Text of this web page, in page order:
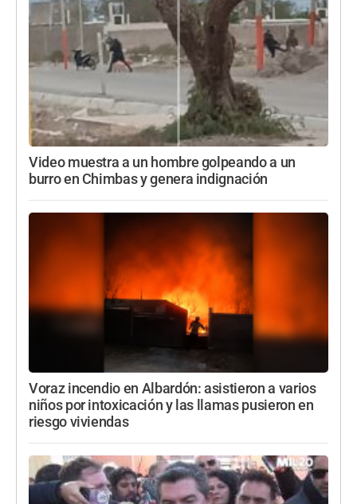
Video muestra a un hombre golpeando a un
burro en Chimbas y genera indignación
Voraz incendio en Albardón: asistieron a varios
niños por intoxicación y las llamas pusieron en
riesgo viviendas